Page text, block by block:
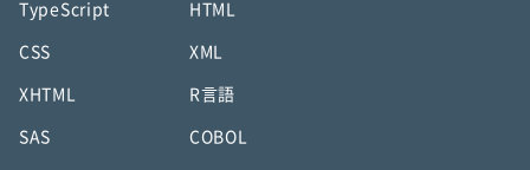
TypeScript HTML
CSS XML
XHTML R言語
SAS COBOL